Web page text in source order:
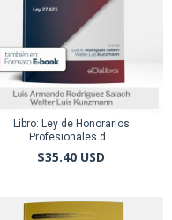
Libro: Ley de Honorarios
Profesionales d...
$35.40 USD